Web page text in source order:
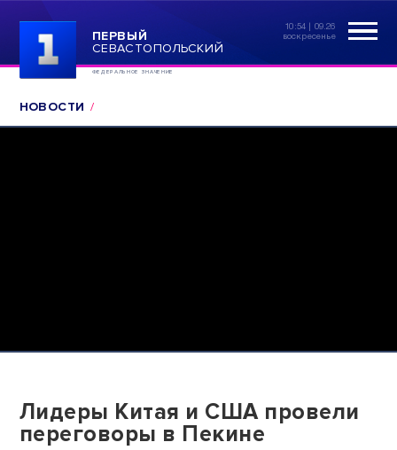
ПЕРВЫЙ
СЕВАСТОПОЛЬСКИЙ
ФЕДЕРАЛЬНОЕ ЗНАЧЕНИЕ
10:54 | 09.26
воскресенье
НОВОСТИ
Лидеры Китая и США провели
переговоры в Пекине